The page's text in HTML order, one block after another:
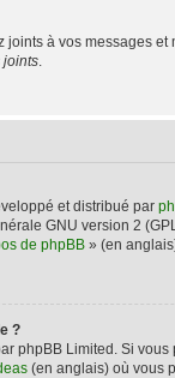
à vos messages
joints
et distribué par
GNU version 2
de phpBB » (en
?
phpBB Limited. Si vous
(en anglais) où vous